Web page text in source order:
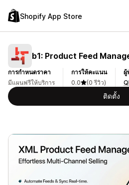
Shopify App Store
b1: Product Feed
การกำหนดราคา
มีแผนฟรีให้บริการ
การให้คะแนน
0.0
(0 รีวิว)
ผู้
ติดตั้ง